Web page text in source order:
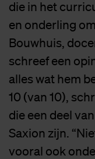
die in het
en onderling
Bouwhuis,
schreef een
alles wat hem
10 (van 10),
die een deel
Saxion zijn.
vooral ook